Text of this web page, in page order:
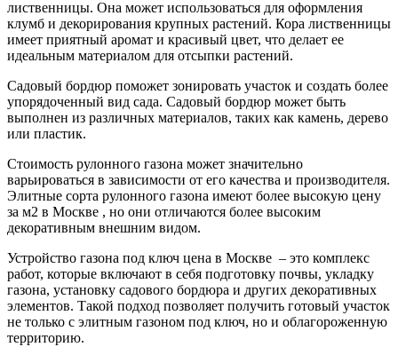
лиственницы. Она может использоваться для оформления
клумб и декорирования крупных растений. Кора лиственницы
имеет приятный аромат и красивый цвет, что делает ее
идеальным материалом для отсыпки растений.
Садовый бордюр поможет зонировать участок и создать более
упорядоченный вид сада. Садовый бордюр может быть
выполнен из различных материалов, таких как камень, дерево
или пластик.
Стоимость рулонного газона может значительно
варьироваться в зависимости от его качества и производителя.
Элитные сорта рулонного газона имеют более высокую цену
за м2 в Москве , но они отличаются более высоким
декоративным внешним видом.
Устройство газона под ключ цена в Москве – это комплекс
работ, которые включают в себя подготовку почвы, укладку
газона, установку садового бордюра и других декоративных
элементов. Такой подход позволяет получить готовый участок
не только с элитным газоном под ключ, но и облагороженную
территорию.